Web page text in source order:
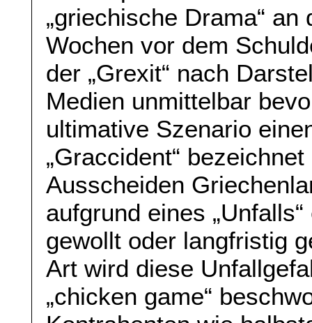
„griechische Drama“
Wochen vor dem
der „Grexit“ nach
Medien unmittelbar
ultimative Szenario
„Graccident“
Ausscheiden
aufgrund eines
gewollt oder langfristig
Art wird diese
„chicken game“